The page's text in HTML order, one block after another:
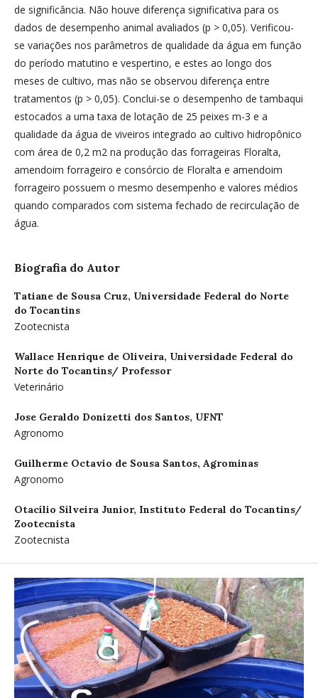
de significância. Não houve diferença significativa para os
dados de desempenho animal avaliados (p > 0,05). Verificou-
se variações nos parâmetros de qualidade da água em função
do período matutino e vespertino, e estes ao longo dos
meses de cultivo, mas não se observou diferença entre
tratamentos (p > 0,05). Conclui-se o desempenho de tambaqui
estocados a uma taxa de lotação de 25 peixes m-3 e a
qualidade da água de viveiros integrado ao cultivo hidropônico
com área de 0,2 m2 na produção das forrageiras Floralta,
amendoim forrageiro e consórcio de Floralta e amendoim
forrageiro possuem o mesmo desempenho e valores médios
quando comparados com sistema fechado de recirculação de
água.
Biografia do Autor
Tatiane de Sousa Cruz, Universidade Federal do Norte
do Tocantins
Zootecnista
Wallace Henrique de Oliveira, Universidade Federal do
Norte do Tocantins/ Professor
Veterinário
Jose Geraldo Donizetti dos Santos, UFNT
Agronomo
Guilherme Octavio de Sousa Santos, Agrominas
Agronomo
Otacílio Silveira Junior, Instituto Federal do Tocantins/
Zootecnista
Zootecnista